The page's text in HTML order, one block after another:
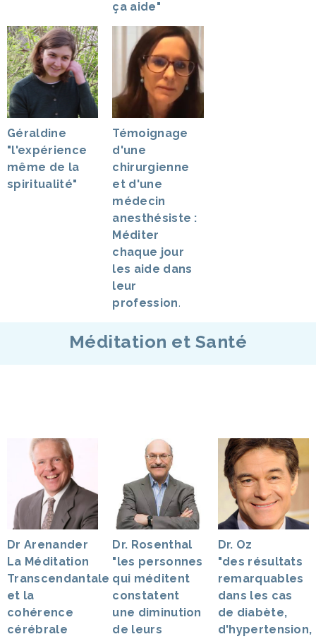
ça aide"
Géraldine
"l'expérience
même de la
spiritualité"
Témoignage
d'une
chirurgienne
et d'une
médecin
anesthésiste :
Méditer
chaque jour
les aide dans
leur
profession.
Méditation et Santé
Dr Arenander
La Méditation
Transcendantale
et la
cohérence
cérébrale
Dr. Rosenthal
"les personnes
qui méditent
constatent
une diminution
de leurs
Dr. Oz
"des résultats
remarquables
dans les cas
de diabète,
d'hypertension,